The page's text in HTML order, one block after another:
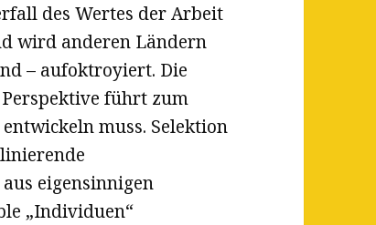
des Wertes der Arbeit
wird anderen Ländern
– aufoktroyiert. Die
führt zum
muss. Selektion
eigensinnigen
„Individuen“